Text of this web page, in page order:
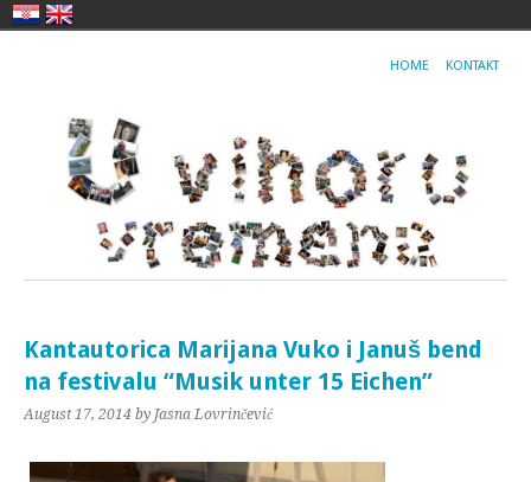
HOME KONTAKT
Kantautorica Marijana Vuko i Januš bend
na festivalu “Musik unter 15 Eichen”
August 17, 2014 by Jasna Lovrinčević